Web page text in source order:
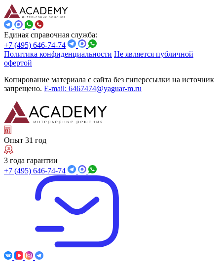
Единая справочная служба:
+7 (495) 646-74-74
Политика конфиденциальности Не является публичной
офертой
Копирование материала с сайта без гиперссылки на источник
запрещено. E-mail: 6467474@yaguar-m.ru
Опыт 31 год
3 года гарантии
+7 (495) 646-74-74